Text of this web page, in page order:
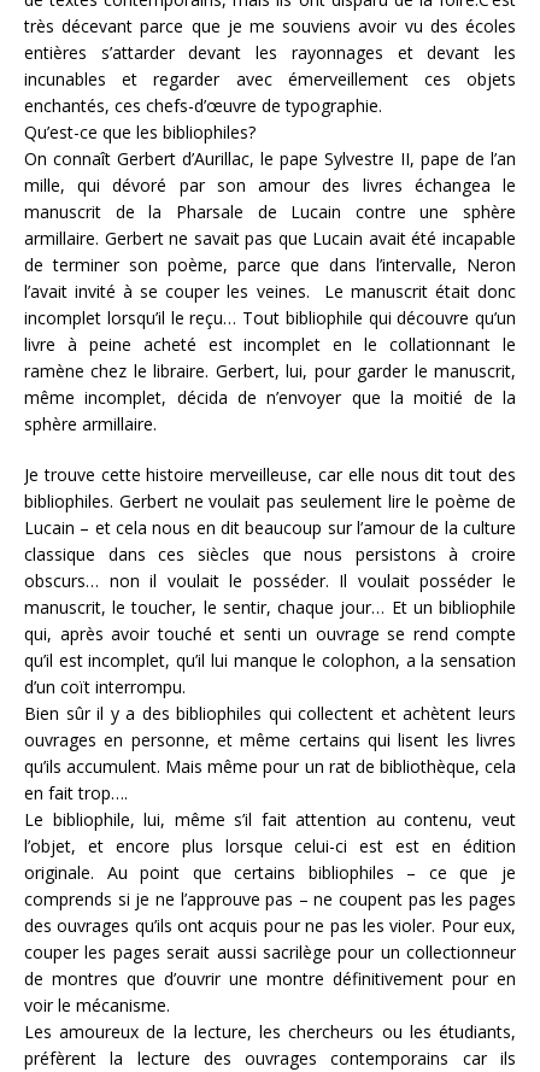
très décevant parce que je me souviens avoir vu des écoles
entières s’attarder devant les rayonnages et devant les
incunables et regarder avec émerveillement ces objets
enchantés, ces chefs-d’œuvre de typographie.
Qu’est-ce que les bibliophiles?
On connaît Gerbert d’Aurillac, le pape Sylvestre II, pape de l’an
mille, qui dévoré par son amour des livres échangea le
manuscrit de la Pharsale de Lucain contre une sphère
armillaire. Gerbert ne savait pas que Lucain avait été incapable
de terminer son poème, parce que dans l’intervalle, Neron
l’avait invité à se couper les veines. Le manuscrit était donc
incomplet lorsqu’il le reçu… Tout bibliophile qui découvre qu’un
livre à peine acheté est incomplet en le collationnant le
ramène chez le libraire. Gerbert, lui, pour garder le manuscrit,
même incomplet, décida de n’envoyer que la moitié de la
sphère armillaire.
Je trouve cette histoire merveilleuse, car elle nous dit tout des
bibliophiles. Gerbert ne voulait pas seulement lire le poème de
Lucain – et cela nous en dit beaucoup sur l’amour de la culture
classique dans ces siècles que nous persistons à croire
obscurs… non il voulait le posséder. Il voulait posséder le
manuscrit, le toucher, le sentir, chaque jour… Et un bibliophile
qui, après avoir touché et senti un ouvrage se rend compte
qu’il est incomplet, qu’il lui manque le colophon, a la sensation
d’un coït interrompu.
Bien sûr il y a des bibliophiles qui collectent et achètent leurs
ouvrages en personne, et même certains qui lisent les livres
qu’ils accumulent. Mais même pour un rat de bibliothèque, cela
en fait trop….
Le bibliophile, lui, même s’il fait attention au contenu, veut
l’objet, et encore plus lorsque celui-ci est est en édition
originale. Au point que certains bibliophiles – ce que je
comprends si je ne l’approuve pas – ne coupent pas les pages
des ouvrages qu’ils ont acquis pour ne pas les violer. Pour eux,
couper les pages serait aussi sacrilège pour un collectionneur
de montres que d’ouvrir une montre définitivement pour en
voir le mécanisme.
Les amoureux de la lecture, les chercheurs ou les étudiants,
préfèrent la lecture des ouvrages contemporains car ils